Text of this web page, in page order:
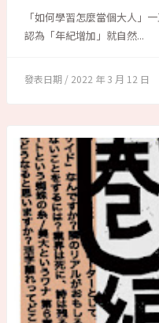
「如何學習怎麼當個大人」
認為「年紀增加」就自然...
2022 年 3 月 12 日